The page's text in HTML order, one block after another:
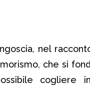
nel
che si
cogliere in